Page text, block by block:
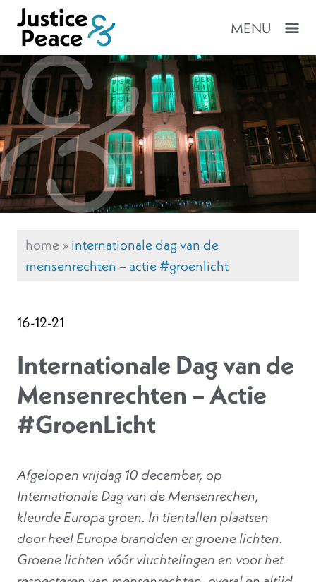
MENU
home»internationale dag van de
mensenrechten – actie #groenlicht
16-12-21
Internationale Dag van de
Mensenrechten – Actie
#GroenLicht
Afgelopen vrijdag 10 december, op
Internationale Dag van de Mensenrechen,
kleurde Europa groen. In tientallen plaatsen
door heel Europa brandden er groene lichten.
Groene lichten vóór vluchtelingen en voor het